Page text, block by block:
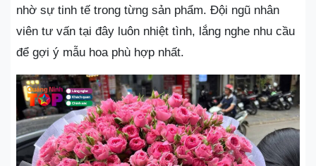
nhờ sự tinh tế trong từng sản phẩm. Đội ngũ nhân
viên tư vấn tại đây luôn nhiệt tình, lắng nghe nhu cầu
để gợi ý mẫu hoa phù hợp nhất.